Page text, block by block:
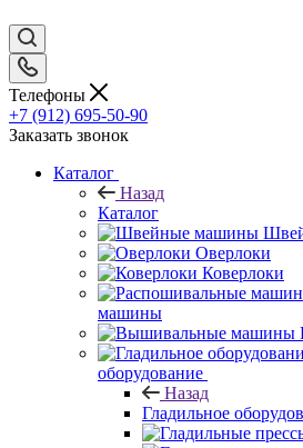
Телефоны
+7 (912) 695-50-90
Заказать звонок
Каталог
Назад
Каталог
Оверлоки
Коверлоки
машины
оборудование
Назад
Гладильное